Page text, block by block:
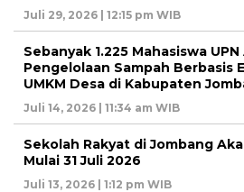
Juli 29, 2026 | 12:15 pm WIB
Sebanyak 1.225 Mahasiswa
Pengelolaan Sampah Berbasis
UMKM Desa di Kabupaten
Juli 14, 2026 | 11:34 am WIB
Sekolah Rakyat di Jombang
Mulai 31 Juli 2026
Juli 13, 2026 | 1:12 pm WIB